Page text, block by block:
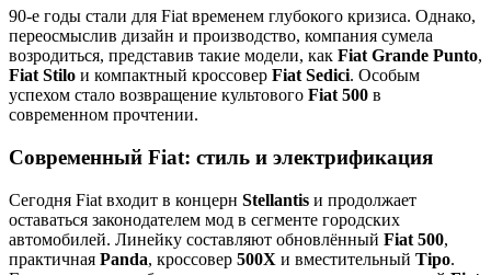
90‑е годы стали для Fiat временем глубокого кризиса. Однако,
переосмыслив дизайн и производство, компания сумела
возродиться, представив такие модели, как Fiat Grande Punto,
Fiat Stilo и компактный кроссовер Fiat Sedici. Особым
успехом стало возвращение культового Fiat 500 в
современном прочтении.
Современный Fiat: стиль и электрификация
Сегодня Fiat входит в концерн Stellantis и продолжает
оставаться законодателем мод в сегменте городских
автомобилей. Линейку составляют обновлённый Fiat 500,
практичная Panda, кроссовер 500X и вместительный Tipo.